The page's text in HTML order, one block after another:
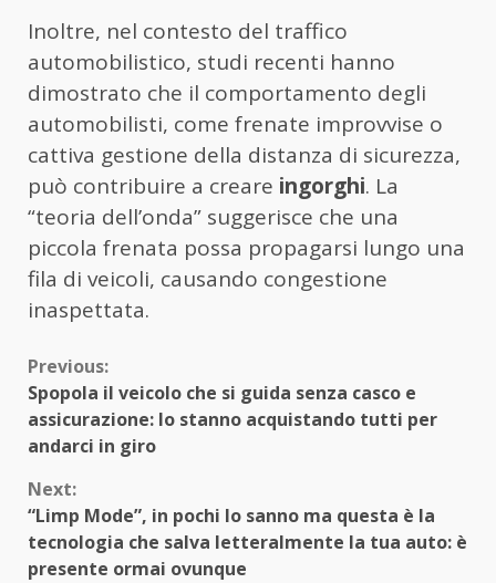
Inoltre, nel contesto del traffico
automobilistico, studi recenti hanno
dimostrato che il comportamento degli
automobilisti, come frenate improvvise o
cattiva gestione della distanza di sicurezza,
può contribuire a creare ingorghi. La
“teoria dell’onda” suggerisce che una
piccola frenata possa propagarsi lungo una
fila di veicoli, causando congestione
inaspettata.
Continue
Reading
Previous:
Spopola il veicolo che si guida senza casco e
assicurazione: lo stanno acquistando tutti per
andarci in giro
Next:
“Limp Mode”, in pochi lo sanno ma questa è la
tecnologia che salva letteralmente la tua auto: è
presente ormai ovunque